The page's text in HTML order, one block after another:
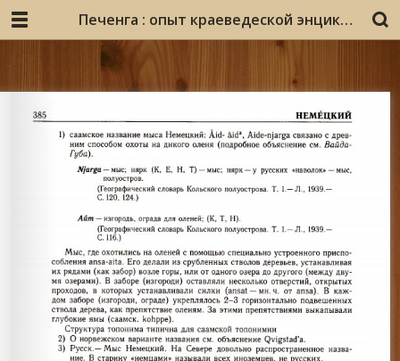
Печенга : опыт краеведеской энциклопедии : [А-Я] / авт.-сост. В. А. Мацак. - Мурманск : Просветительский центр "Доброхот", 2005. - 1006 с. : ил., фото.